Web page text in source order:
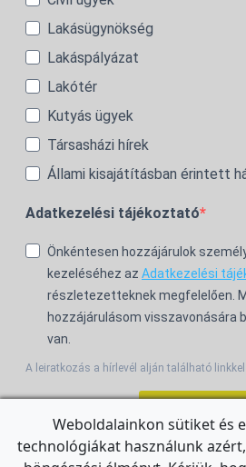
Lakásügynökség
Lakáspályázat
Lakótér
Kutyás ügyek
Társasházi hírek
Állami kisajátításban érintett
Adatkezelési tájékoztató
Önkéntesen hozzájárulok
kezeléséhez az Adatkezelési
részletezetteknek megfelelően.
hozzájárulásom visszavonására
van.
A leiratkozás a hírlevél alján található
For the English Newsletter, click
Weboldalainkon sütiket és
technológiákat használunk